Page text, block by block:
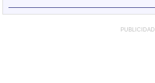
PUBLICIDAD